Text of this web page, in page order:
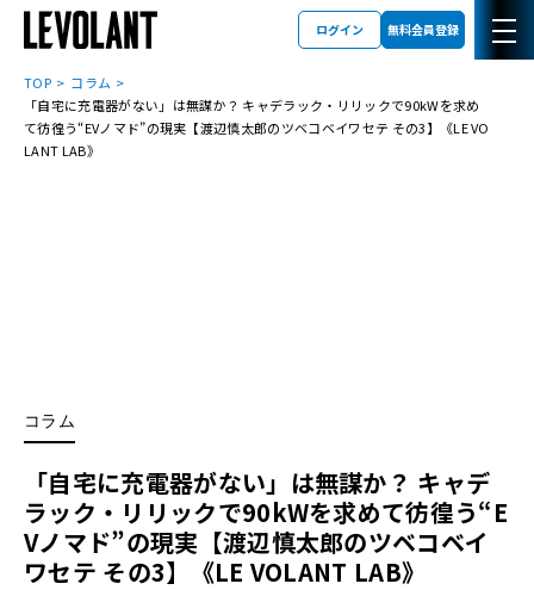
ログイン 無料会員登録
TOP
コラム
「自宅に充電器がない」は無謀か？ キャデラック・リリックで90kWを求め
て彷徨う“EVノマド”の現実【渡辺慎太郎のツベコベイワセテ その3】《LE VO
LANT LAB》
コラム
「自宅に充電器がない」は無謀か？ キャデ
ラック・リリックで90kWを求めて彷徨う“E
Vノマド”の現実【渡辺慎太郎のツベコベイ
ワセテ その3】《LE VOLANT LAB》